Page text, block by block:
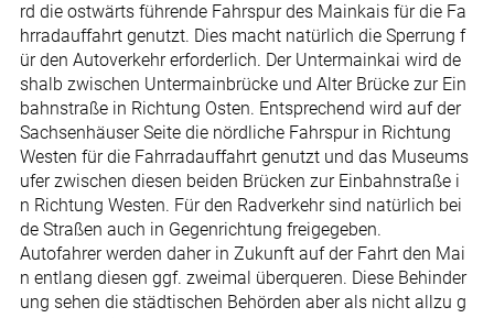
rd die ostwärts führende Fahrspur des Mainkais für die Fa
hrradauffahrt genutzt. Dies macht natürlich die Sperrung f
ür den Autoverkehr erforderlich. Der Untermainkai wird de
shalb zwischen Untermainbrücke und Alter Brücke zur Ein
bahnstraße in Richtung Osten. Entsprechend wird auf der
Sachsenhäuser Seite die nördliche Fahrspur in Richtung
Westen für die Fahrradauffahrt genutzt und das Museums
ufer zwischen diesen beiden Brücken zur Einbahnstraße i
n Richtung Westen. Für den Radverkehr sind natürlich bei
de Straßen auch in Gegenrichtung freigegeben.
Autofahrer werden daher in Zukunft auf der Fahrt den Mai
n entlang diesen ggf. zweimal überqueren. Diese Behinder
ung sehen die städtischen Behörden aber als nicht allzu g